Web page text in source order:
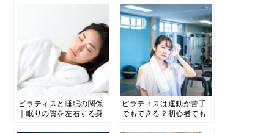
ピラティスと睡眠の関係
｜眠りの質を左右する身
ピラティスは運動が苦手
でもできる？初心者でも